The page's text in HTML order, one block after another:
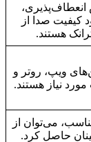
انعطاف‌پذیری،
کیفیت صدا از
هستند.
ویپ، روتر و
نیاز هستند.
می‌توان از
حاصل کرد.